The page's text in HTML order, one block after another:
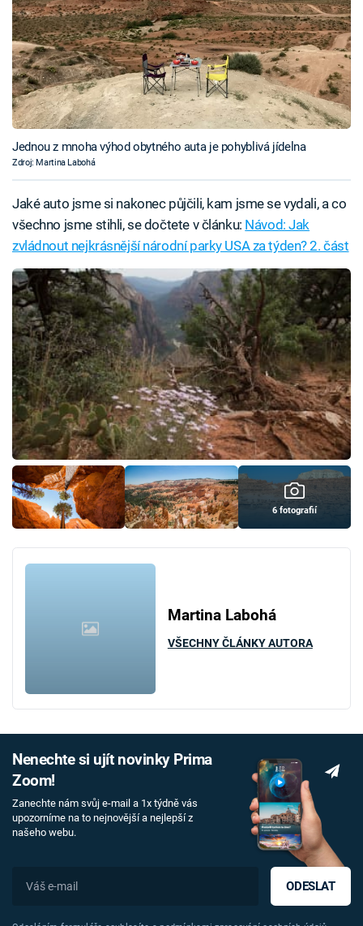
Jednou z mnoha výhod obytného auta je pohyblivá jídelna
Zdroj: Martina Labohá
Jaké auto jsme si nakonec půjčili, kam jsme se vydali, a co
všechno jsme stihli, se dočtete v článku: Návod: Jak
zvládnout nejkrásnější národní parky USA za týden? 2. část
6 fotografií
Martina Labohá
VŠECHNY ČLÁNKY AUTORA
Nenechte si ujít novinky Prima
Zoom!
Zanechte nám svůj e-mail a 1x týdně vás
upozorníme na to nejnovější a nejlepší z
našeho webu.
ODESLAT